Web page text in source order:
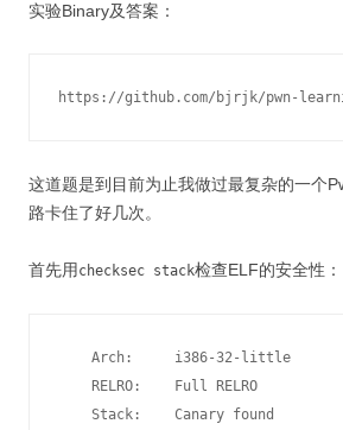
实验Binary及答案：
https://github.com/bjrjk/pwn-
这道题是到目前为止我做过最复杂的一个
路卡住了好几次。
首先用 checksec stack检查ELF的安全性：
    Arch:     i386-32-little
    RELRO:    Full RELRO
    Stack:    Canary found